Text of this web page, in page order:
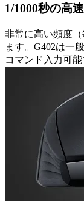
1/1000秒の高
非常に高い頻度
ます。G402は一
コマンド入力可能